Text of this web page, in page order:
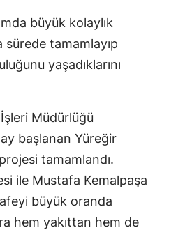
büyük kolaylık
sürede tamamlayıp
yaşadıklarını
Müdürlüğü
başlanan Yüreğir
tamamlandı.
ile Mustafa Kemalpaşa
büyük oranda
hem yakıttan hem de